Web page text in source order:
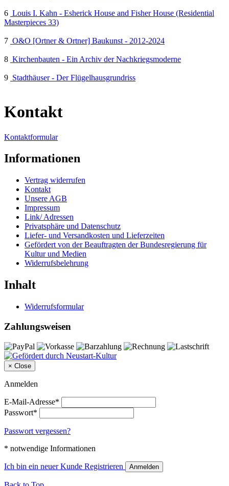
6 Louis I. Kahn - Esherick House and Fisher House (Residential
Masterpieces 33)
7 O&O [Ortner & Ortner] Baukunst - 2012-2024
8 Kirchenbauten - Ein Archiv der Nachkriegsmoderne
9 Stadthäuser - Der Flügelhausgrundriss
Kontakt
Kontaktformular
Informationen
Vertrag widerrufen
Kontakt
Unsere AGB
Impressum
Link/ Adressen
Privatsphäre und Datenschutz
Liefer- und Versandkosten und Lieferzeiten
Gefördert von der Beauftragten der Bundesregierung für
Kultur und Medien
Widerrufsbelehrung
Inhalt
Widerrufsformular
Zahlungsweisen
× Close
Anmelden
E-Mail-Adresse*
Passwort*
Passwort vergessen?
* notwendige Informationen
Ich bin ein neuer Kunde Registrieren Anmelden